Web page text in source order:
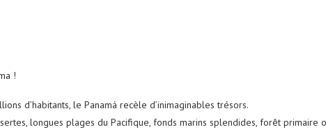
!
d’habitants, le Panamá recèle d’inimaginables trésors.
longues plages du Pacifique, fonds marins splendides, forêt primaire